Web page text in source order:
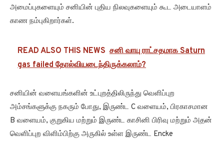
அமைப்புகளையும் சனியின் புதிய நிலவுகளையும் கூட அடையாளம்
காண நம்புகிறார்கள்.
READ ALSO THIS NEWS சனி வாயு ராட்சதமாக Saturn
gas failed தோல்வியடைந்திருக்கலாம்?
சனியின் வளையங்களின் உட்புறத்திலிருந்து வெளிப்புற
அம்சங்களுக்கு நகரும் போது, இருண்ட C வளையம், பிரகாசமான
B வளையம், குறுகிய மற்றும் இருண்ட காசினி பிரிவு மற்றும் அதன்
வெளிப்புற விளிம்பிற்கு அருகில் உள்ள இருண்ட Encke